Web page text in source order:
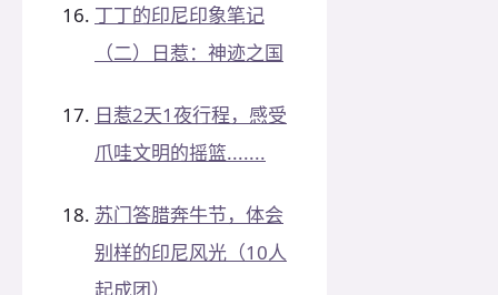
丁丁的印尼印象笔记
（二）日惹：神迹之国
日惹2天1夜行程，感受
爪哇文明的摇篮.......
苏门答腊奔牛节，体会
别样的印尼风光（10人